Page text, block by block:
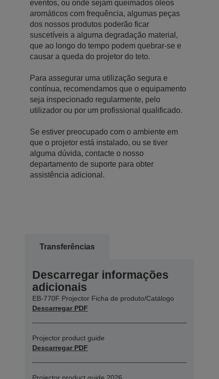
eventos, ou onde sejam queimados óleos
aromáticos com frequência, algumas peças
dos nossos produtos poderão ficar
suscetíveis a alguma degradação material,
que ao longo do tempo podem quebrar-se e
causar a queda do projetor do teto.
Para assegurar uma utilização segura e
contínua, recomendamos que o equipamento
seja inspecionado regularmente, pelo
utilizador ou por um profissional qualificado.
Se estiver preocupado com o ambiente em
que o projetor está instalado, ou se tiver
alguma dúvida, contacte o nosso
departamento de suporte para obter
assistência adicional.
Transferências
Descarregar informações
adicionais
EB-770F Projector Ficha de produto/Catálogo
Descarregar PDF
Projector product guide
Descarregar PDF
Projector product guide 2026